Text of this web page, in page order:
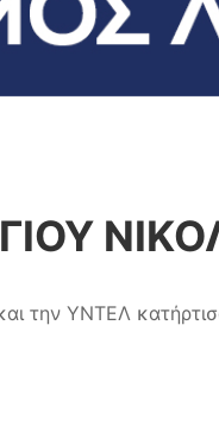
την ΥΝΤΕΛ